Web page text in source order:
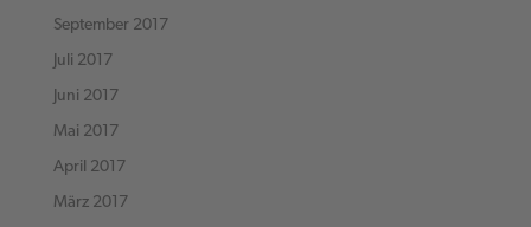
September 2017
Juli 2017
Juni 2017
Mai 2017
April 2017
März 2017